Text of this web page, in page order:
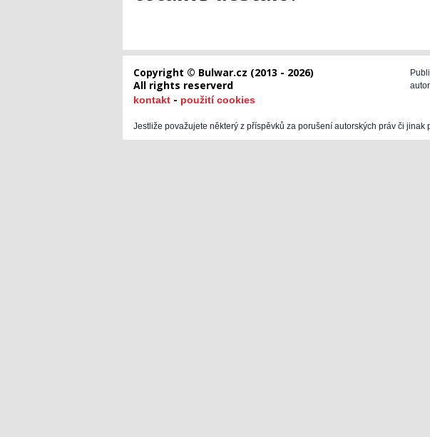
Copyright © Bulwar.cz (2013 - 2026)
All rights reserverd
kontakt - použití cookies
Jestliže považujete některý z příspěvků za porušení autorských práv či